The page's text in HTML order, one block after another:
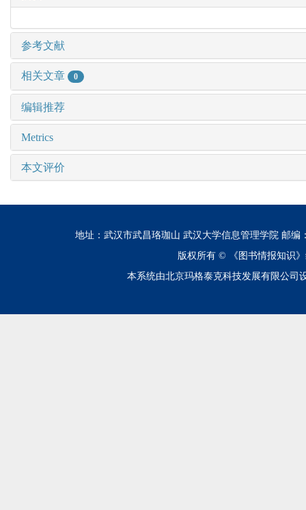
参考文献
相关文章 0
编辑推荐
Metrics
本文评价
地址：武汉市武昌珞珈山 武汉大学信息管理学院 邮编
版权所有 ©
《图书情报知识
本系统由北京玛格泰克科技发展有限公司